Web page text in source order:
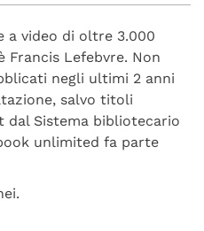
a video di oltre 3.000
Francis Lefebvre. Non
negli ultimi 2 anni
salvo titoli
Sistema bibliotecario
unlimited fa parte